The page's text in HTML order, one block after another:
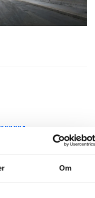
Om
2021
Jul